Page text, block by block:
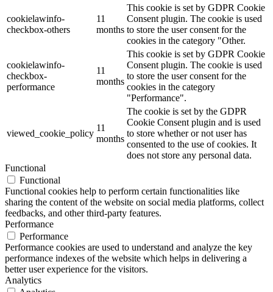
cookielawinfo-
checkbox-others
11
months
This cookie is set by GDPR Cookie
Consent plugin. The cookie is used
to store the user consent for the
cookies in the category "Other.
cookielawinfo-
checkbox-
performance
11
months
This cookie is set by GDPR Cookie
Consent plugin. The cookie is used
to store the user consent for the
cookies in the category
"Performance".
viewed_cookie_policy
11
months
The cookie is set by the GDPR
Cookie Consent plugin and is used
to store whether or not user has
consented to the use of cookies. It
does not store any personal data.
Functional
Functional
Functional cookies help to perform certain functionalities like
sharing the content of the website on social media platforms, collect
feedbacks, and other third-party features.
Performance
Performance
Performance cookies are used to understand and analyze the key
performance indexes of the website which helps in delivering a
better user experience for the visitors.
Analytics